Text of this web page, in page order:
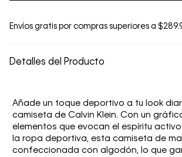
Envíos gratis por compras superiores a
Detalles del Producto
Añade un toque deportivo a tu look
camiseta de Calvin Klein. Con un
elementos que evocan el espíritu
la ropa deportiva, esta camiseta de
confeccionada con algodón, lo que